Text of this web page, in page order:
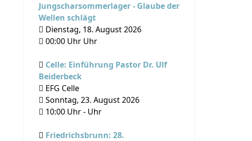
Jungscharsommerlager - Glaube der
Wellen schlägt
Dienstag, 18. August 2026
00:00 Uhr Uhr
Celle: Einführung Pastor Dr. Ulf
Beiderbeck
EFG Celle
Sonntag, 23. August 2026
10:00 Uhr - Uhr
Friedrichsbrunn: 28.